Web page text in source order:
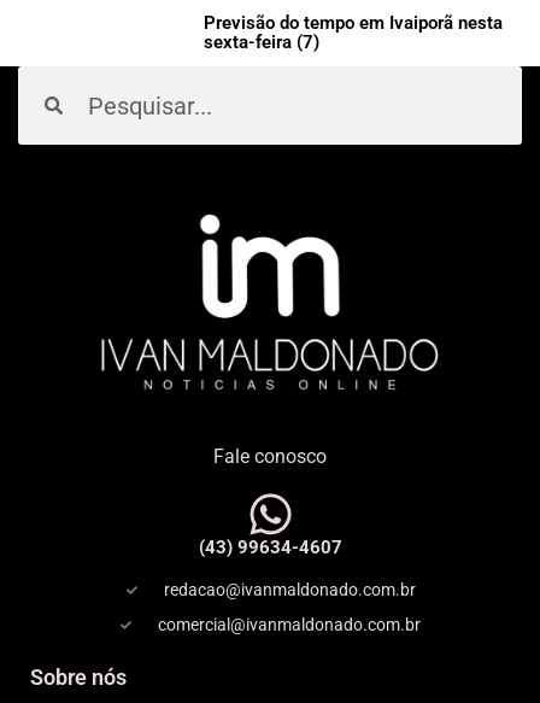
Previsão do tempo em Ivaiporã nesta
sexta-feira (7)
Fale conosco
(43) 99634-4607
redacao@ivanmaldonado.com.br
comercial@ivanmaldonado.com.br
Sobre nós